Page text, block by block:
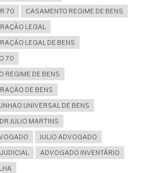
70
CASAMENTO REGIME DE BENS
LEGAL
LEGAL DE BENS
70
REGIME DE BENS
DE BENS
UNIVERSAL DE BENS
DR JULIO MARTINS
JULIO ADVOGADO
ADVOGADO INVENTÁRIO